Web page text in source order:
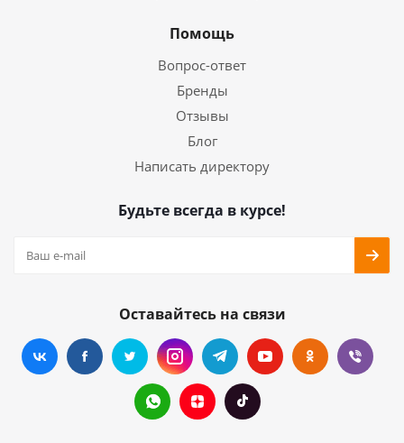
Помощь
Вопрос-ответ
Бренды
Отзывы
Блог
Написать директору
Будьте всегда в курсе!
Оставайтесь на связи